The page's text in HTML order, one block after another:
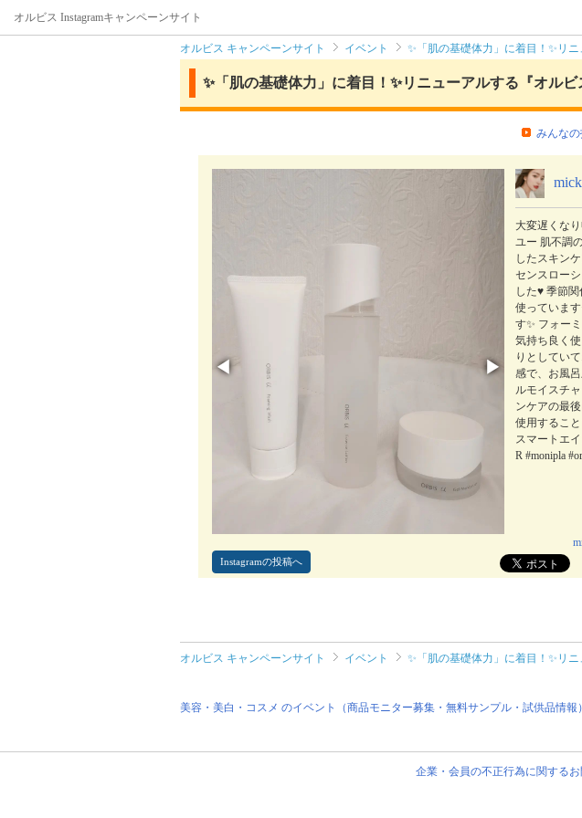
オルビス Instagramキャンペーンサイト
オルビス キャンペーンサイト イベント ✨「肌の基礎体力」に着目！✨リ
✨「肌の基礎体力」に着目！✨リニューアルする『オル
みんな
◀ ▶
Instagramの投稿へ
大変遅くな
ユー 肌不調
したスキン
センスロー
した♥️ 季節
使っていま
す✨ フォー
気持ち良く
りとしてい
感で、お風
ルモイスチ
ンケアの最
使用するこ
スマートエ
R #monipla
オルビス キャンペーンサイト イベント ✨「肌の基礎体力」に着目！✨リ
美容・美白・コスメ のイベント（商品モニター募集・無料サンプル・試供品情報
企業・会員の不正行為に関する